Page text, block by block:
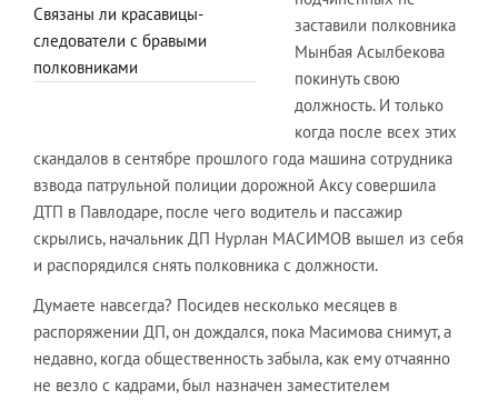
Связаны ли красавицы-
следователи с бравыми
полковниками
заставили полковника
Мынбая Асылбекова
покинуть свою
должность. И только
когда после всех этих
скандалов в сентябре прошлого года машина сотрудника
взвода патрульной полиции дорожной Аксу совершила
ДТП в Павлодаре, после чего водитель и пассажир
скрылись, начальник ДП Нурлан МАСИМОВ вышел из себя
и распорядился снять полковника с должности.
Думаете навсегда? Посидев несколько месяцев в
распоряжении ДП, он дождался, пока Масимова снимут, а
недавно, когда общественность забыла, как ему отчаянно
не везло с кадрами, был назначен заместителем